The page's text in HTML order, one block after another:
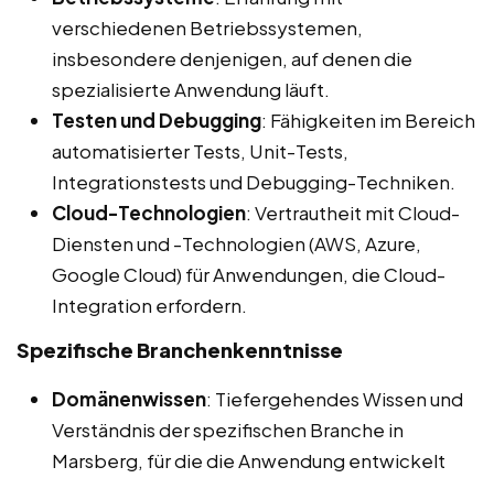
verschiedenen Betriebssystemen,
insbesondere denjenigen, auf denen die
spezialisierte Anwendung läuft.
Testen und Debugging: Fähigkeiten im Bereich
automatisierter Tests, Unit-Tests,
Integrationstests und Debugging-Techniken.
Cloud-Technologien: Vertrautheit mit Cloud-
Diensten und -Technologien (AWS, Azure,
Google Cloud) für Anwendungen, die Cloud-
Integration erfordern.
Spezifische Branchenkenntnisse
Domänenwissen: Tiefergehendes Wissen und
Verständnis der spezifischen Branche in
Marsberg, für die die Anwendung entwickelt